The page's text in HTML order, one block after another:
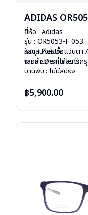
ADIDAS
ยี่ห้อ : Adidas
รุ่น : OR5053-F 053
วัสดุ : Plastic
เลนส์ : Demo lens
บานพับ : ไม่มีสปริง
อุปกรณ์ : กล่อง, ผ้าเช็ด
หากสนใจสั่งชื้อแว่นตา
จากรายการที่ได้ลงไว้ก
฿5,900.00